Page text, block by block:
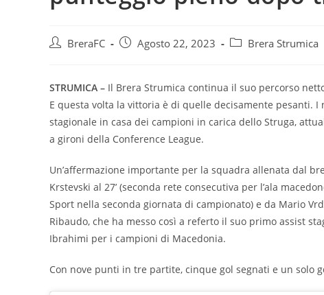
BreraFC Agosto 22, 2023 Brera Strumica
STRUMICA – Il Brera Strumica continua il suo percorso
E questa volta la vittoria è di quelle decisamente pesanti.
stagionale in casa dei campioni in carica dello Struga,
a gironi della Conference League.
Un’affermazione importante per la squadra allenata dal
Krstevski al 27’ (seconda rete consecutiva per l’ala
Sport nella seconda giornata di campionato) e da Mario
Ribaudo, che ha messo così a referto il suo primo assist
Ibrahimi per i campioni di Macedonia.
Con nove punti in tre partite, cinque gol segnati e un solo